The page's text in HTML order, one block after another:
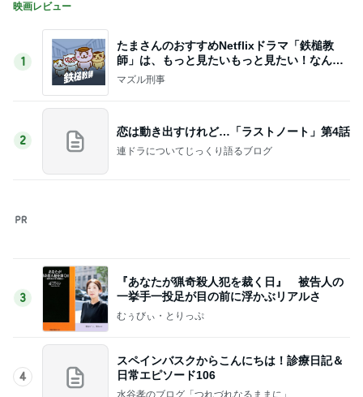
アグネス 泳ぎに来る孫と会う予定
Amebaトピックス 1日前
部品を替えてよりクリーミーな泡
Amebaトピックス 1日前